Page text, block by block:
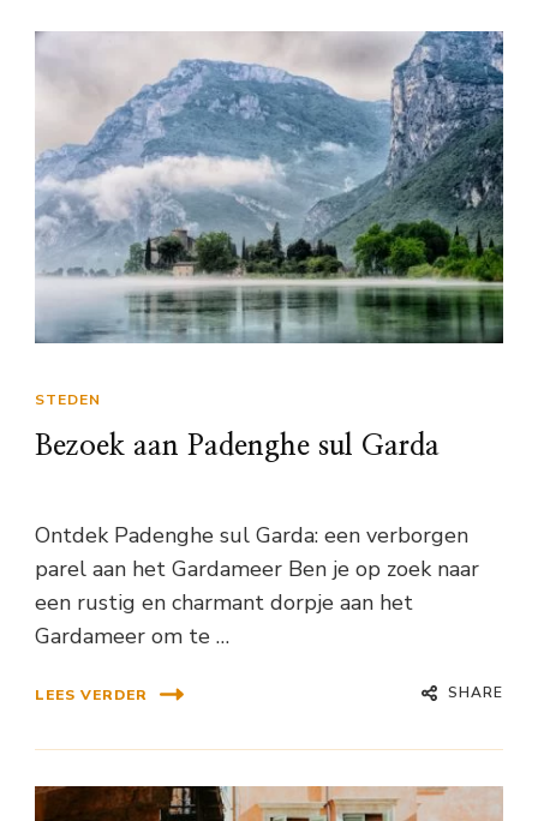
STEDEN
Bezoek aan Padenghe sul Garda
Ontdek Padenghe sul Garda: een verborgen
parel aan het Gardameer Ben je op zoek naar
een rustig en charmant dorpje aan het
Gardameer om te …
LEES VERDER SHARE